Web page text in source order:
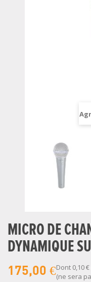
MICRO DE
DYNAMIQUE
175,00 €Dont 0,10 €
(ne sera